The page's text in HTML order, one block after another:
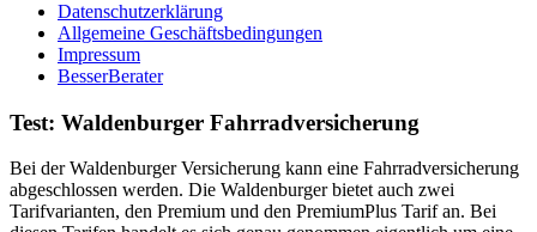
Datenschutzerklärung
Allgemeine Geschäftsbedingungen
Impressum
BesserBerater
Test: Waldenburger Fahrradversicherung
Bei der Waldenburger Versicherung kann eine Fahrradversicherung
abgeschlossen werden. Die Waldenburger bietet auch zwei
Tarifvarianten, den Premium und den PremiumPlus Tarif an. Bei